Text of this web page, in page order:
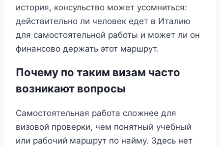
история, консульство может усомниться:
действительно ли человек едет в Италию
для самостоятельной работы и может ли он
финансово держать этот маршрут.
Почему по таким визам часто
возникают вопросы
Самостоятельная работа сложнее для
визовой проверки, чем понятный учебный
или рабочий маршрут по найму. Здесь нет